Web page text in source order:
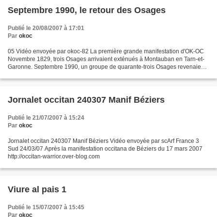
Septembre 1990, le retour des Osages
Publié le 20/08/2007 à 17:01
Par okoc
05 Vidéo envoyée par okoc-82 La première grande manifestation d'OK-OC
Novembre 1829, trois Osages arrivaient exténués à Montauban en Tarn-et-
Garonne. Septembre 1990, un groupe de quarante-trois Osages revenaient
Jornalet occitan 240307 Manif Béziers
Publié le 21/07/2007 à 15:24
Par okoc
Jornalet occitan 240307 Manif Béziers Vidéo envoyée par scArf France 3
Sud 24/03/07 Après la manifestation occitana de Béziers du 17 mars 2007
http://occitan-warrior.over-blog.com
Viure al pais 1
Publié le 15/07/2007 à 15:45
Par okoc